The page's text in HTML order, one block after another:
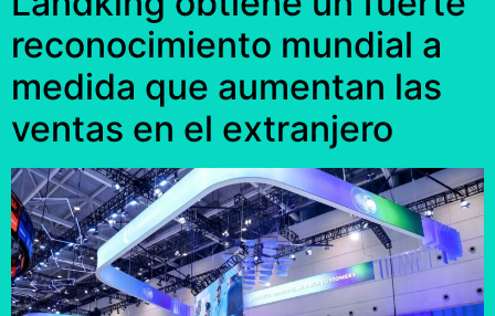
reconocimiento mundial a
medida que aumentan las
ventas en el extranjero